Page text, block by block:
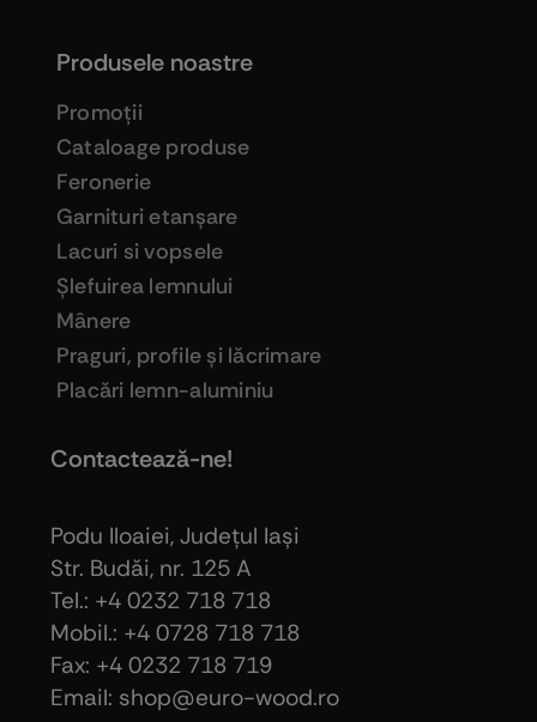
Produsele noastre
Promoţii
Cataloage produse
Feronerie
Garnituri etanşare
Lacuri si vopsele
Şlefuirea lemnului
Mânere
Praguri, profile şi lăcrimare
Placări lemn-aluminiu
Contactează-ne!
Podu Iloaiei, Judeţul Iaşi
Str. Budăi, nr. 125 A
Tel.: +4 0232 718 718
Mobil.: +4 0728 718 718
Fax: +4 0232 718 719
Email: shop@euro-wood.ro